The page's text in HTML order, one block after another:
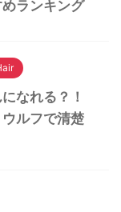
ランキング
なれる？！
ルフで清楚